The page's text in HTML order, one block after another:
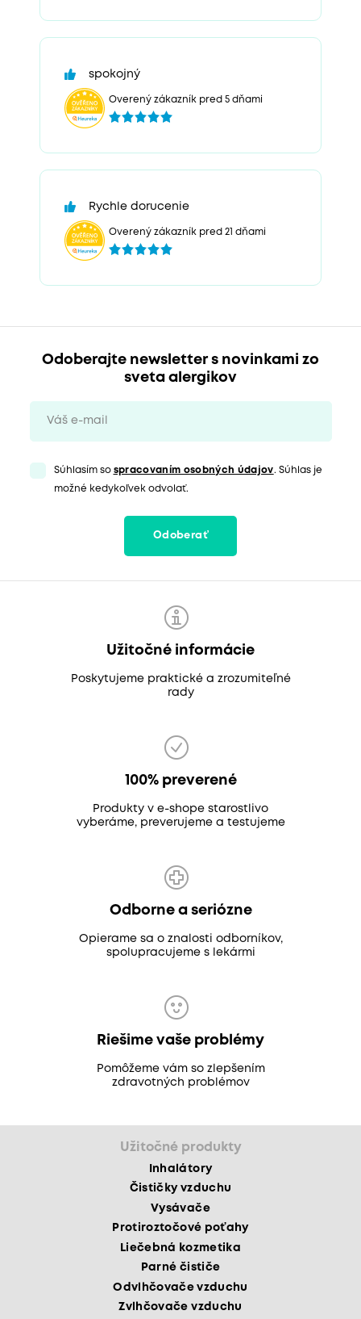
spokojný
Overený zákazník pred 5 dňami
Rychle dorucenie
Overený zákazník pred 21 dňami
Odoberajte newsletter s novinkami zo
sveta alergikov
Súhlasím so spracovaním osobných údajov. Súhlas je
možné kedykoľvek odvolať.
Odoberať
Užitočné informácie
Poskytujeme praktické a zrozumiteľné
rady
100% preverené
Produkty v e-shope starostlivo
vyberáme, preverujeme a testujeme
Odborne a seriózne
Opierame sa o znalosti odborníkov,
spolupracujeme s lekármi
Riešime vaše problémy
Pomôžeme vám so zlepšením
zdravotných problémov
Užitočné produkty
Inhalátory
Čističky vzduchu
Vysávače
Protiroztočové poťahy
Liečebná kozmetika
Parné čističe
Odvlhčovače vzduchu
Zvlhčovače vzduchu